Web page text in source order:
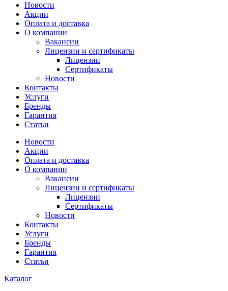
Новости
Акции
Оплата и доставка
О компании
Вакансии
Лицензии и сертификаты
Лицензии
Сертификаты
Новости
Контакты
Услуги
Бренды
Гарантия
Статьи
Новости
Акции
Оплата и доставка
О компании
Вакансии
Лицензии и сертификаты
Лицензии
Сертификаты
Новости
Контакты
Услуги
Бренды
Гарантия
Статьи
Каталог